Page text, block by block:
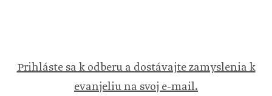
Prihláste sa k odberu a dostávajte zamyslenia k
evanjeliu na svoj e-mail.